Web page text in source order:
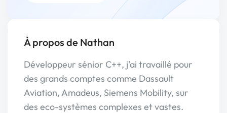
À propos de Nathan
Développeur sénior C++, j'ai travaillé pour
des grands comptes comme Dassault
Aviation, Amadeus, Siemens Mobility, sur
des eco-systèmes complexes et vastes.